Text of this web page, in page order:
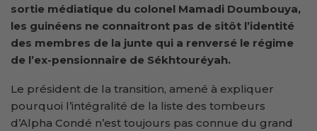
sortie médiatique du colonel Mamadi Doumbouya,
les guinéens ne connaitront pas de sitôt l’identité
des membres de la junte qui a renversé le régime
de l’ex-pensionnaire de Sékhtouréyah.
Le président de la transition, amené à expliquer
pourquoi l’intégralité de la liste des tombeurs
d’Alpha Condé n’est toujours pas connue du grand